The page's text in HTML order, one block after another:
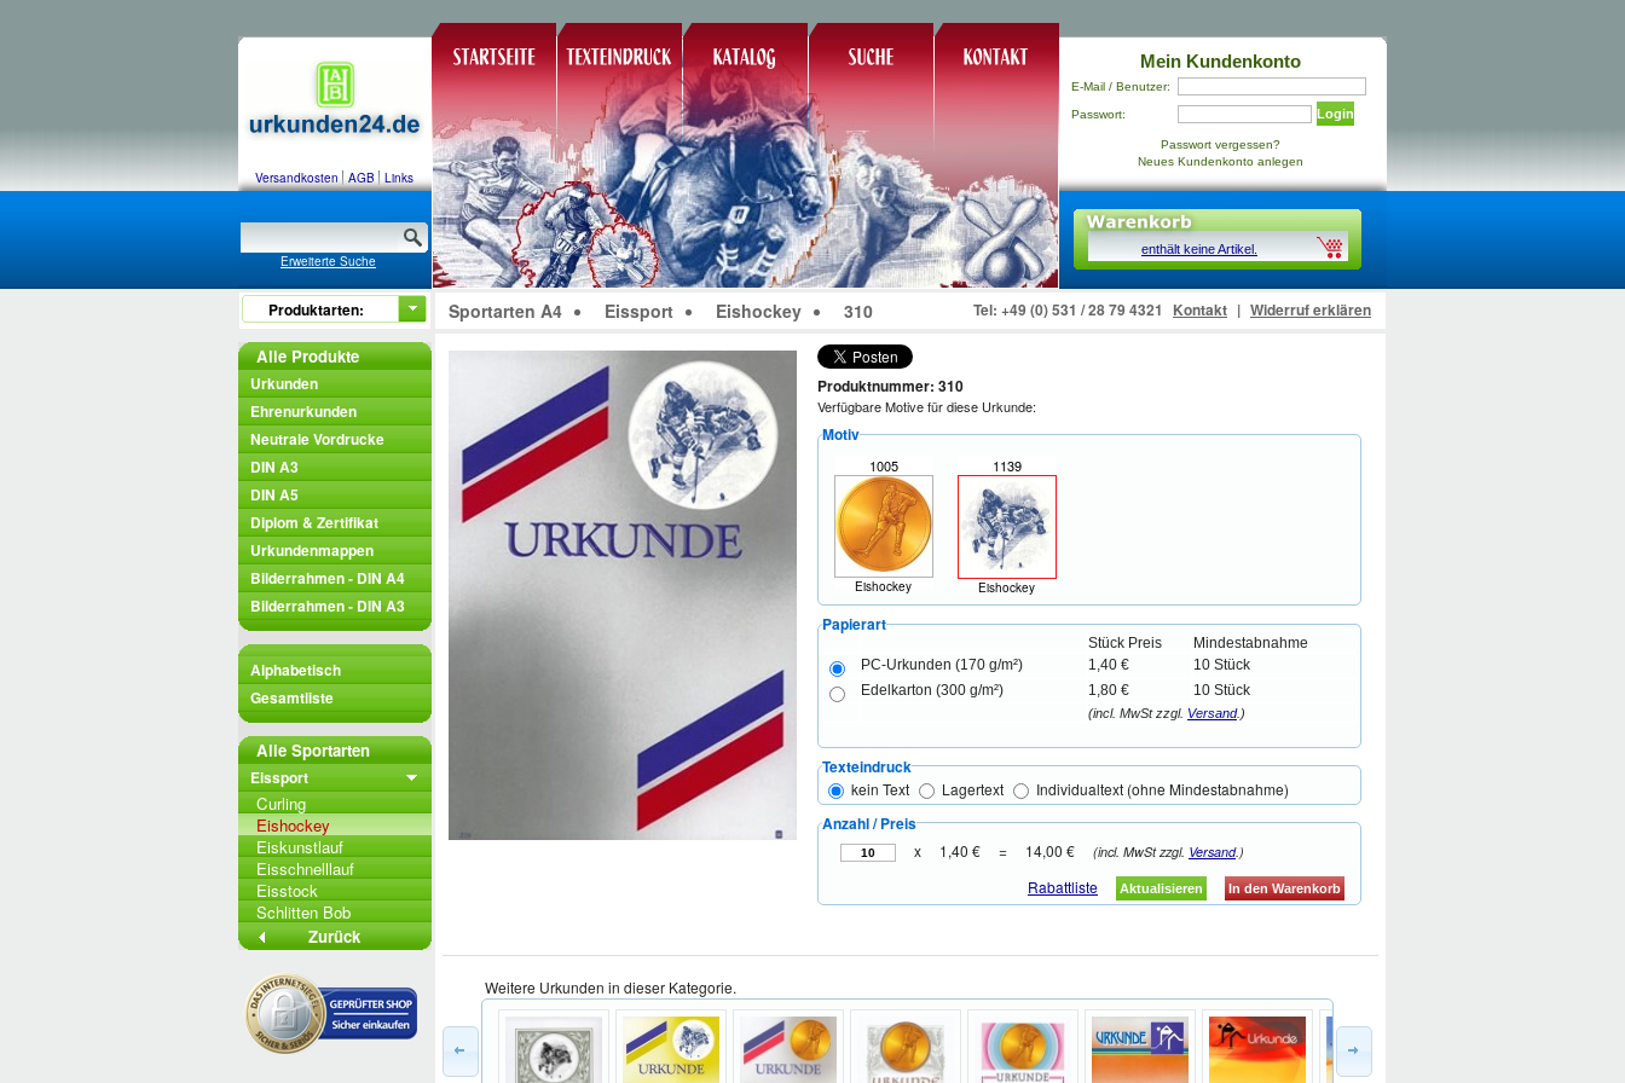
Versandkosten AGB Links
Erweiterte Suche
Mein Kundenkonto
E-Mail / Benutzer:
Passwort: Login
Passwort vergessen?
Neues Kundenkonto anlegen
enthält keine Artikel.
Produktarten:
Alle Produkte
Urkunden
Ehrenurkunden
Neutrale Vordrucke
DIN A3
DIN A5
Diplom & Zertifikat
Urkundenmappen
Bilderrahmen - DIN A4
Bilderrahmen - DIN A3
Alphabetisch
Gesamtliste
Alle Sportarten
Eissport
Curling
Eishockey
Eiskunstlauf
Eisschnelllauf
Eisstock
Schlitten Bob
Zurück
Sportarten A4 Eissport Eishockey 310 Tel: +49 (0) 531 / 28 79 4321 Kontakt | Widerruf erklären
Produktnummer: 310
Verfügbare Motive für diese Urkunde:
Motiv
1005
Eishockey
1139
Eishockey
Papierart
Stück Preis
Mindestabnahme
PC-Urkunden (170 g/m²)
1,40 €
10 Stück
Edelkarton (300 g/m²)
1,80 € 10 Stück
(incl. MwSt zzgl. Versand.)
Texteindruck
kein Text Lagertext Individualtext (ohne Mindestabnahme)
Anzahl / Preis
x 1,40 € = 14,00 € (incl. MwSt zzgl. Versand.)
Rabattliste Aktualisieren In den Warenkorb
Weitere Urkunden in dieser Kategorie.